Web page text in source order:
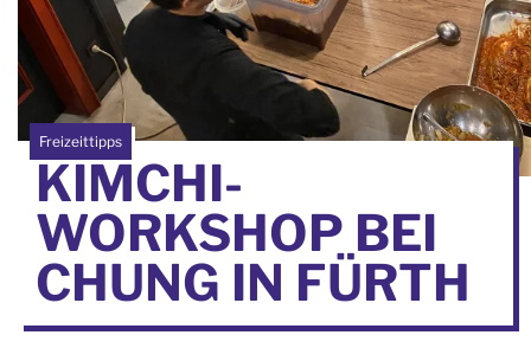
Freizeittipps
KIMCHI-
WORKSHOP BEI
CHUNG IN FÜRTH